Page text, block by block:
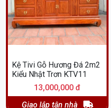
Kệ Tivi Gỗ Hương Đá 2m2
Kiểu Nhật Trơn KTV11
13,000,000 đ
Giao lắp tận nhà